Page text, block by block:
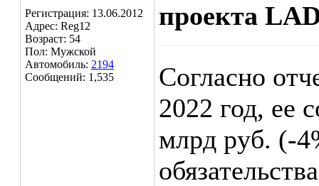
Регистрация: 13.06.2012
Адрес: Reg12
Возраст: 54
Пол: Мужской
Автомобиль: 2194
Сообщений: 1,535
проекта
Согласно
2022 год, ее
млрд руб. (-